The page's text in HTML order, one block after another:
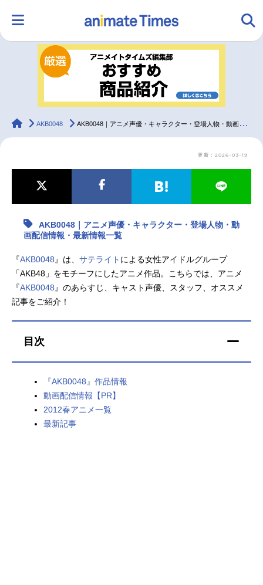
ランキング アニメ
ラジオ
最新記事一覧
アニメ記事一覧 声優記事一覧
アニメ映画一覧 実写化映画一覧
今期アニメ曜日別一覧
男性声優/女性声優一覧
FOLLOW US
animateTimes
AKB0048 AKB0048｜アニメ声優・キャラクター・登場人物・動画配信情報・最新情報一覧
更新：2026-03-19
AKB0048｜アニメ声優・キャラクター・登場人物・動
画配信情報・最新情報一覧
『AKB0048 』は、 サテライト による女性アイドルグループ
「AKB48」をモチーフにしたアニメ作品。こちらでは、アニメ
『AKB0048 』のあらすじ、キャスト声優、スタッフ、オススメ
記事をご紹介！
目次
『AKB0048』作品情報
動画配信情報【PR】
2012春アニメ一覧
最新記事